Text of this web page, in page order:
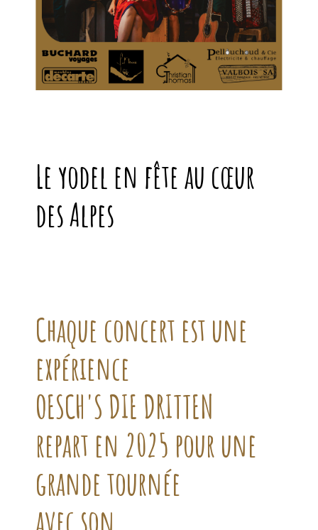
Le yodel en fête au cœur
des Alpes
Chaque concert est une
expérience
OESCH'S DIE DRITTEN
repart en 2025 pour une
grande tournée
avec son